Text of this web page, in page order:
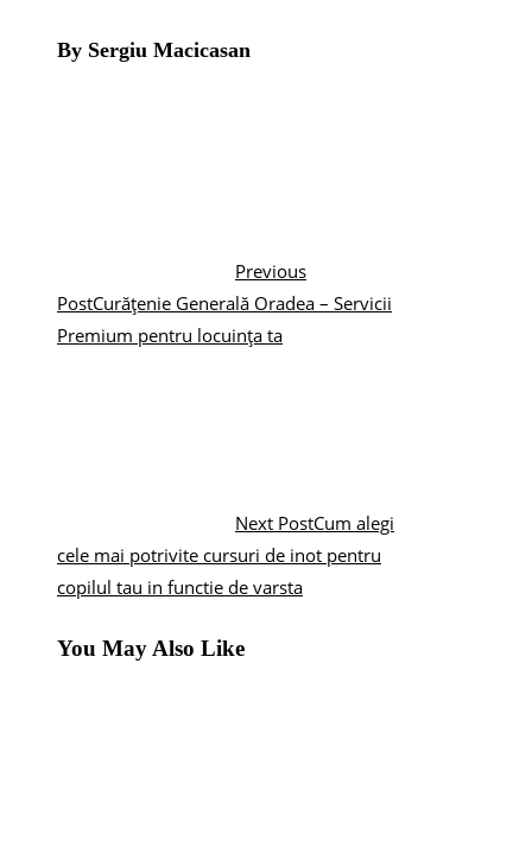
By Sergiu Macicasan
Previous
PostCurățenie Generală Oradea – Servicii
Premium pentru locuința ta
Next PostCum alegi
cele mai potrivite cursuri de inot pentru
copilul tau in functie de varsta
You May Also Like